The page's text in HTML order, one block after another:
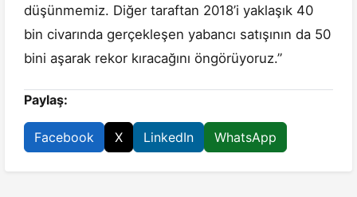
düşünmemiz. Diğer taraftan 2018’i yaklaşık 40
bin civarında gerçekleşen yabancı satışının da 50
bini aşarak rekor kıracağını öngörüyoruz.”
Paylaş:
Facebook X LinkedIn WhatsApp